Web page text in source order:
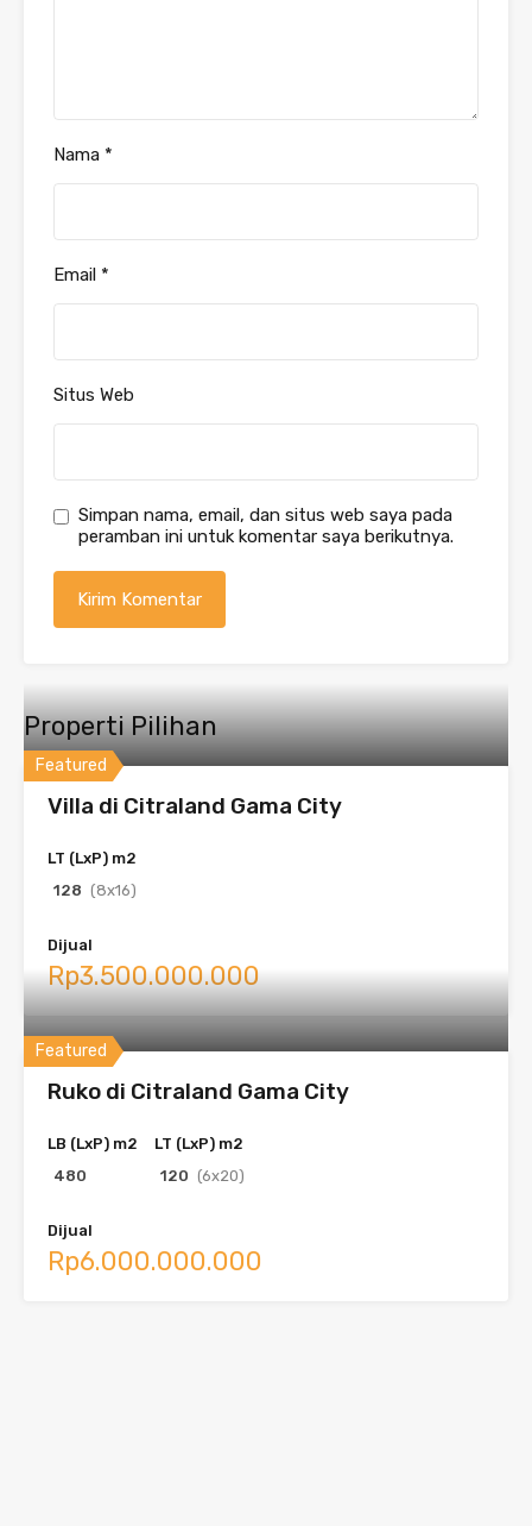
Nama *
Email *
Situs Web
Simpan nama, email, dan situs web saya pada
peramban ini untuk komentar saya berikutnya.
Properti Pilihan
Featured
Villa di Citraland Gama City
LT (LxP) m2
128 (8x16)
Dijual
Rp3.500.000.000
Featured
Ruko di Citraland Gama City
LB (LxP) m2
480
LT (LxP) m2
120 (6x20)
Dijual
Rp6.000.000.000